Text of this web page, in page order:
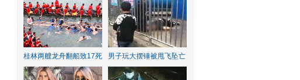
桂林两艘龙舟翻船致17死 男子玩大摆锤被甩飞坠亡